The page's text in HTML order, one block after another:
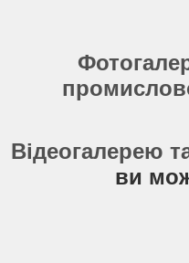
Відеогалерею
ви